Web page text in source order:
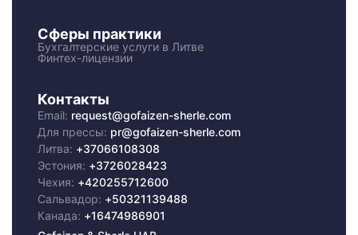
Сферы практики
Бухгалтерские услуги в Литве
Финтех-лицензии
Контакты
Email: request@gofaizen-sherle.com
Для прессы: pr@gofaizen-sherle.com
Литва: +37066108308
Эстония: +3726028423
Чехия: +420255712600
Сальвадор: +50321139488
Канада: +16474986901